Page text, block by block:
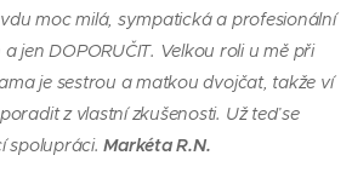
moc milá, sympatická a profesionální
jen DOPORUČIT. Velkou roli u mě při
je sestrou a matkou dvojčat, takže ví
z vlastní zkušenosti. Už teď se
spolupráci.Markéta R.N.